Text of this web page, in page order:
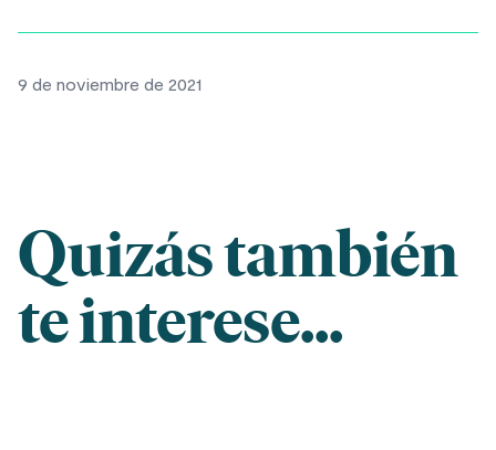
9 de noviembre de 2021
Quizás también
te interese...